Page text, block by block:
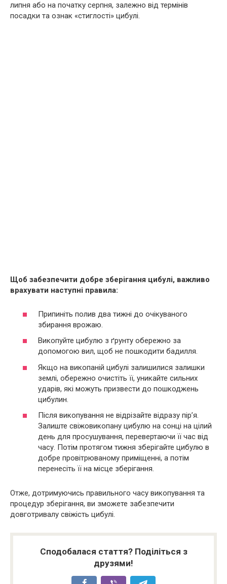
липня або на початку серпня, залежно від термінів
посадки та ознак «стиглості» цибулі.
Щоб забезпечити добре зберігання цибулі, важливо
врахувати наступні правила:
Припиніть полив два тижні до очікуваного
збирання врожаю.
Викопуйте цибулю з ґрунту обережно за
допомогою вил, щоб не пошкодити бадилля.
Якщо на викопаній цибулі залишилися залишки
землі, обережно очистіть її, уникайте сильних
ударів, які можуть призвести до пошкоджень
цибулин.
Після викопування не відрізайте відразу пір’я.
Залиште свіжовикопану цибулю на сонці на цілий
день для просушування, перевертаючи її час від
часу. Потім протягом тижня зберігайте цибулю в
добре провітрюваному приміщенні, а потім
перенесіть її на місце зберігання.
Отже, дотримуючись правильного часу викопування та
процедур зберігання, ви зможете забезпечити
довготривалу свіжість цибулі.
Сподобалася стаття? Поділіться з
друзями!